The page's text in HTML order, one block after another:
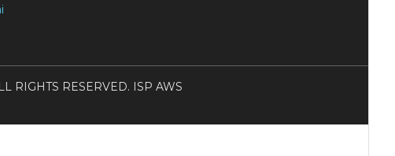
RIGHTS RESERVED. ISP AWS